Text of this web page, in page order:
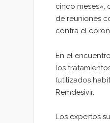
cinco meses»,
de reuniones
contra el
En el
los
(utilizados
Remdesivir.
Los expertos